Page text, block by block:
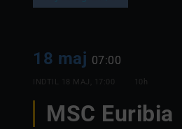
18 maj 07:00
INDTIL 18 MAJ, 17:00 10h
MSC Euribia